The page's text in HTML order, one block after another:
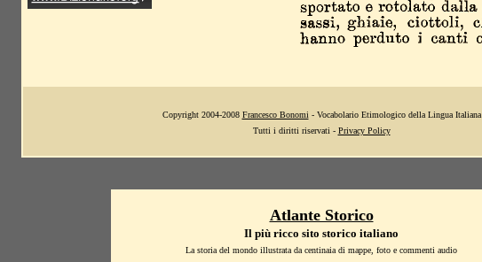
Copyright 2004-2008 Francesco Bonomi - Vocabolario Etimologico della Lingua Italiana
Tutti i diritti riservati - Privacy Policy
Atlante Storico
Il più ricco sito storico italiano
La storia del mondo illustrata da centinaia di mappe, foto e commenti audio